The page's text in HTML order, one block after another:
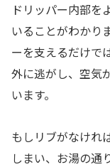
ドリッパー内部を
いることがわかり
ーを支えるだけで
外に逃がし、空気
います。
もしリブがなけれ
しまい、お湯の通